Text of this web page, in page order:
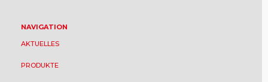
NAVIGATION
AKTUELLES
PRODUKTE